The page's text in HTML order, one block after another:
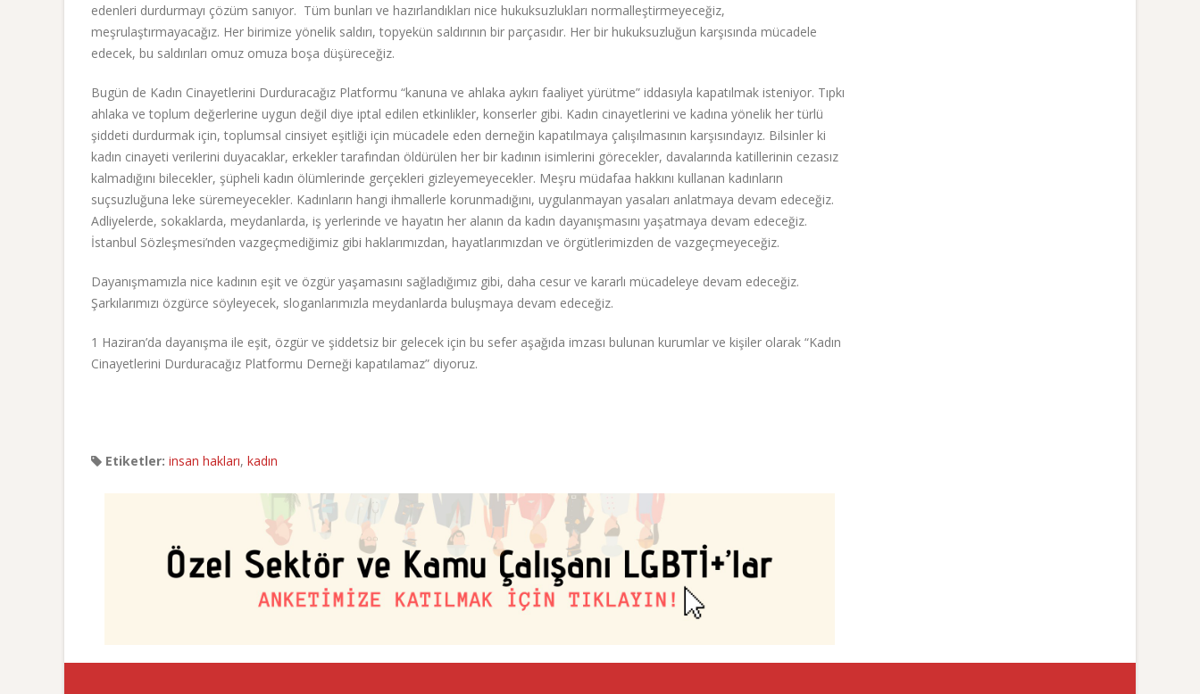
edenleri durdurmayı çözüm sanıyor. Tüm bunları ve hazırlandıkları nice hukuksuzlukları normalleştirmeyeceğiz,
meşrulaştırmayacağız. Her birimize yönelik saldırı, topyekün saldırının bir parçasıdır. Her bir hukuksuzluğun karşısında mücadele
edecek, bu saldırıları omuz omuza boşa düşüreceğiz.
Bugün de Kadın Cinayetlerini Durduracağız Platformu “kanuna ve ahlaka aykırı faaliyet yürütme” iddasıyla kapatılmak isteniyor. Tıpkı
ahlaka ve toplum değerlerine uygun değil diye iptal edilen etkinlikler, konserler gibi. Kadın cinayetlerini ve kadına yönelik her türlü
şiddeti durdurmak için, toplumsal cinsiyet eşitliği için mücadele eden derneğin kapatılmaya çalışılmasının karşısındayız. Bilsinler ki
kadın cinayeti verilerini duyacaklar, erkekler tarafından öldürülen her bir kadının isimlerini görecekler, davalarında katillerinin cezasız
kalmadığını bilecekler, şüpheli kadın ölümlerinde gerçekleri gizleyemeyecekler. Meşru müdafaa hakkını kullanan kadınların
suçsuzluğuna leke süremeyecekler. Kadınların hangi ihmallerle korunmadığını, uygulanmayan yasaları anlatmaya devam edeceğiz.
Adliyelerde, sokaklarda, meydanlarda, iş yerlerinde ve hayatın her alanın da kadın dayanışmasını yaşatmaya devam edeceğiz.
İstanbul Sözleşmesi’nden vazgeçmediğimiz gibi haklarımızdan, hayatlarımızdan ve örgütlerimizden de vazgeçmeyeceğiz.
Dayanışmamızla nice kadının eşit ve özgür yaşamasını sağladığımız gibi, daha cesur ve kararlı mücadeleye devam edeceğiz.
Şarkılarımızı özgürce söyleyecek, sloganlarımızla meydanlarda buluşmaya devam edeceğiz.
1 Haziran’da dayanışma ile eşit, özgür ve şiddetsiz bir gelecek için bu sefer aşağıda imzası bulunan kurumlar ve kişiler olarak “Kadın
Cinayetlerini Durduracağız Platformu Derneği kapatılamaz” diyoruz.
Etiketler: insan hakları, kadın